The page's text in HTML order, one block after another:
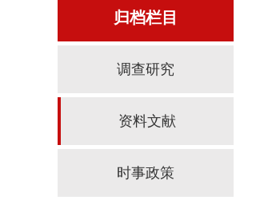
归档栏目
调查研究
资料文献
时事政策